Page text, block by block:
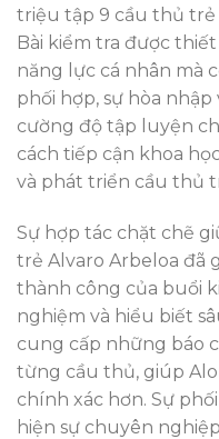
triệu tập 9 cầu thủ
Bài kiểm tra được
năng lực cá nhân mà
phối hợp, sự hòa
cường độ tập luyện
cách tiếp cận khoa
và phát triển cầu thủ
Sự hợp tác chặt chẽ
trẻ Alvaro Arbeloa đã
thành công của buổi
nghiệm và hiểu biết
cung cấp những báo
từng cầu thủ, giúp
chính xác hơn. Sự
hiện sự chuyên